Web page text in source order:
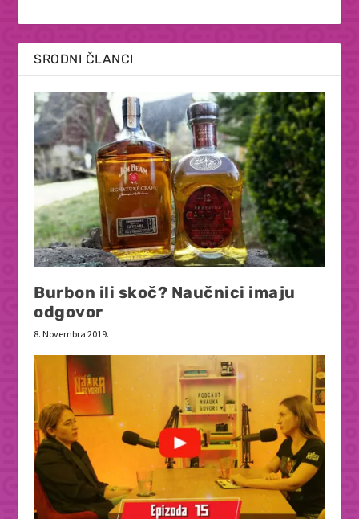
SRODNI ČLANCI
Burbon ili skoč? Naučnici imaju
odgovor
8. Novembra 2019.